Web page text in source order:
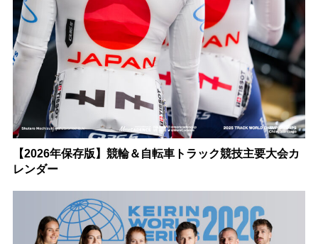
【2026年保存版】競輪＆自転車トラック競技主要大会カ
レンダー